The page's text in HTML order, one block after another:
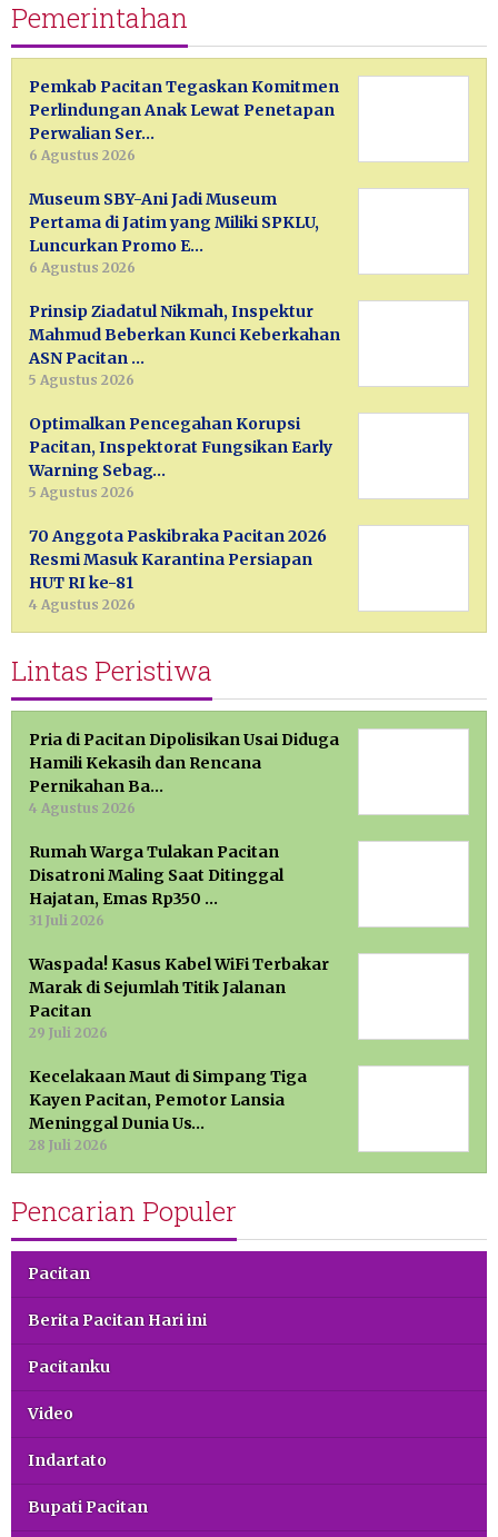
Pemerintahan
Pemkab Pacitan Tegaskan Komitmen
Perlindungan Anak Lewat Penetapan
Perwalian Ser…
6 Agustus 2026
Museum SBY-Ani Jadi Museum
Pertama di Jatim yang Miliki SPKLU,
Luncurkan Promo E…
6 Agustus 2026
Prinsip Ziadatul Nikmah, Inspektur
Mahmud Beberkan Kunci Keberkahan
ASN Pacitan …
5 Agustus 2026
Optimalkan Pencegahan Korupsi
Pacitan, Inspektorat Fungsikan Early
Warning Sebag…
5 Agustus 2026
70 Anggota Paskibraka Pacitan 2026
Resmi Masuk Karantina Persiapan
HUT RI ke-81
4 Agustus 2026
Lintas Peristiwa
Pria di Pacitan Dipolisikan Usai Diduga
Hamili Kekasih dan Rencana
Pernikahan Ba…
4 Agustus 2026
Rumah Warga Tulakan Pacitan
Disatroni Maling Saat Ditinggal
Hajatan, Emas Rp350 …
31 Juli 2026
Waspada! Kasus Kabel WiFi Terbakar
Marak di Sejumlah Titik Jalanan
Pacitan
29 Juli 2026
Kecelakaan Maut di Simpang Tiga
Kayen Pacitan, Pemotor Lansia
Meninggal Dunia Us…
28 Juli 2026
Pencarian Populer
Pacitan
Berita Pacitan Hari ini
Pacitanku
Video
Indartato
Bupati Pacitan